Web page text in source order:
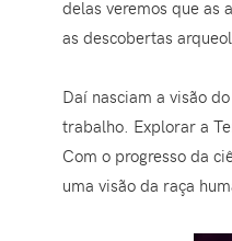
delas veremos que as
as descobertas
Daí nasciam a visão
trabalho. Explorar a
Com o progresso da
uma visão da raça